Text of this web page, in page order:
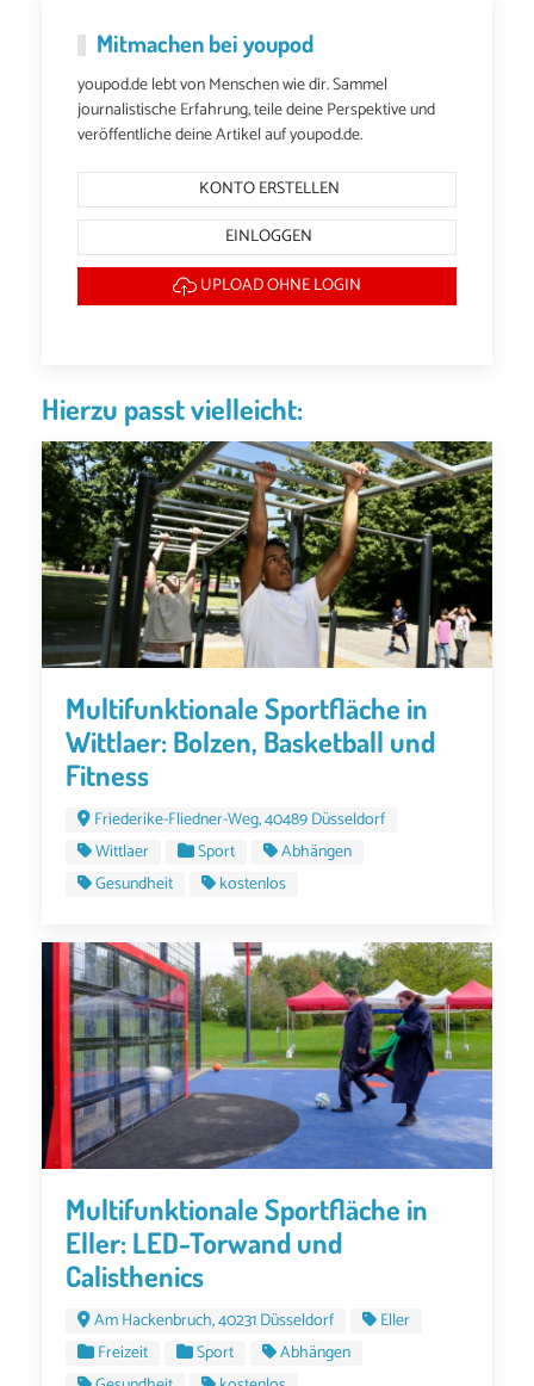
Mitmachen bei youpod
youpod.de lebt von Menschen wie dir. Sammel
journalistische Erfahrung, teile deine Perspektive und
veröffentliche deine Artikel auf youpod.de.
KONTO ERSTELLEN
EINLOGGEN
UPLOAD OHNE LOGIN
Hierzu passt vielleicht:
Multifunktionale Sportfläche in
Wittlaer: Bolzen, Basketball und
Fitness
Friederike-Fliedner-Weg, 40489 Düsseldorf
Wittlaer
Sport
Abhängen
Gesundheit
kostenlos
Multifunktionale Sportfläche in
Eller: LED-Torwand und
Calisthenics
Am Hackenbruch, 40231 Düsseldorf
Eller
Freizeit
Sport
Abhängen